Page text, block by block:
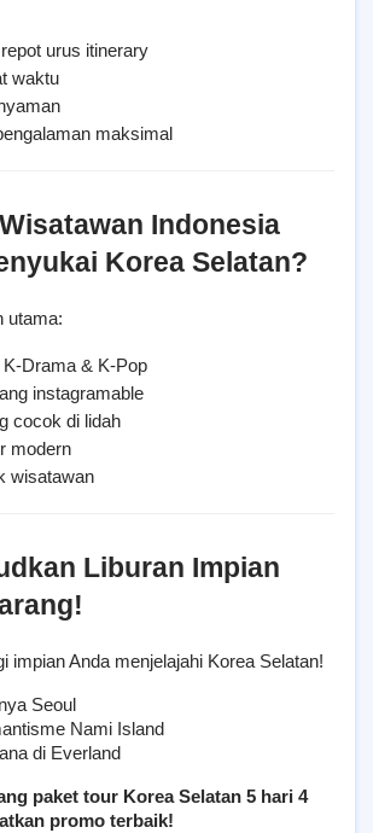
urus itinerary
waktu
maksimal
Indonesia
Korea Selatan?
utama:
K-Drama & K-Pop
instagramable
cocok di lidah
modern
wisatawan
Liburan Impian
impian Anda menjelajahi Korea Selatan!
Seoul
Nami Island
di Everland
paket tour Korea Selatan 5 hari 4
promo terbaik!